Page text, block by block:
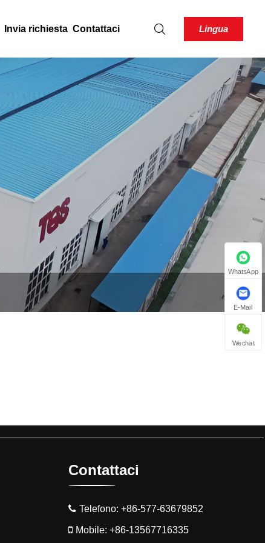
Invia richiesta Contattaci Lingua
Contattaci
Telefono: +86-577-63679852
Mobile: +86-13567716335
WhatsApp
E-Mail
Wechat